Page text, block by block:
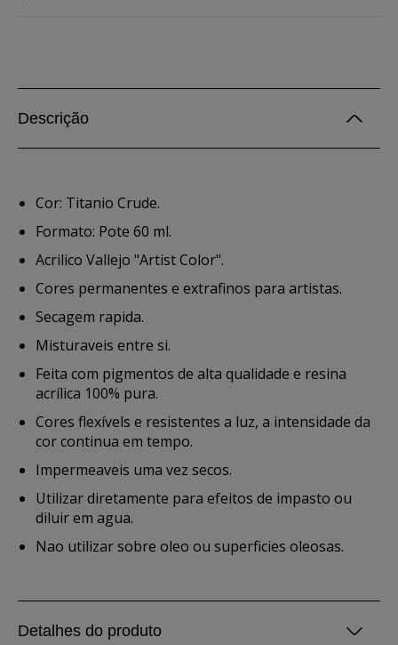
Descrição
Cor: Titanio Crude.
Formato: Pote 60 ml.
Acrilico Vallejo "Artist Color".
Cores permanentes e extrafinos para artistas.
Secagem rapida.
Misturaveis entre si.
Feita com pigmentos de alta qualidade e resina
acrílica 100% pura.
Cores flexívels e resistentes a luz, a intensidade da
cor continua em tempo.
Impermeaveis uma vez secos.
Utilizar diretamente para efeitos de impasto ou
diluir em agua.
Nao utilizar sobre oleo ou superficies oleosas.
Detalhes do produto